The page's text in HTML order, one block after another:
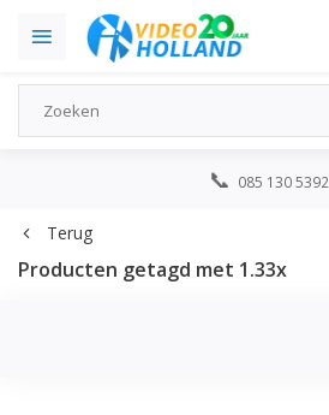
085 130 5392
Terug
Producten getagd met 1.33x